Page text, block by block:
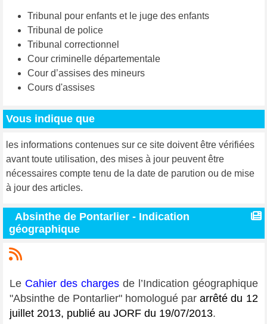
Tribunal pour enfants et le juge des enfants
Tribunal de police
Tribunal correctionnel
Cour criminelle départementale
Cour d’assises des mineurs
Cours d'assises
Vous indique que
les informations contenues sur ce site doivent être vérifiées
avant toute utilisation, des mises à jour peuvent être
nécessaires compte tenu de la date de parution ou de mise
à jour des articles.
Absinthe de Pontarlier - Indication
géographique
Le Cahier des charges de l’Indication géographique
"Absinthe de Pontarlier" homologué pararrêté du 12
juillet 2013, publié au JORF du 19/07/2013.